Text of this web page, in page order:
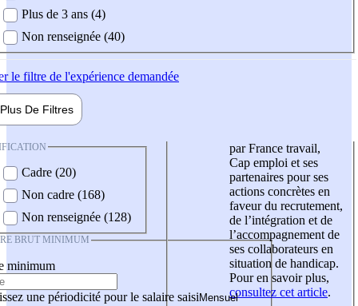
Plus de 3 ans (4)
Non renseignée (40)
le filtre de l'expérience demandée
Plus De Filtres
Cadre (20)
Non cadre (168)
Non renseignée (128)
BRUT MINIMUM
minimum
une périodicité pour le salaire saisi
par France travail,
Cap emploi et ses
partenaires pour ses
actions concrètes en
faveur du recrutement,
de l’intégration et de
l’accompagnement de
ses collaborateurs en
situation de handicap.
Pour en savoir plus,
consultez cet article.